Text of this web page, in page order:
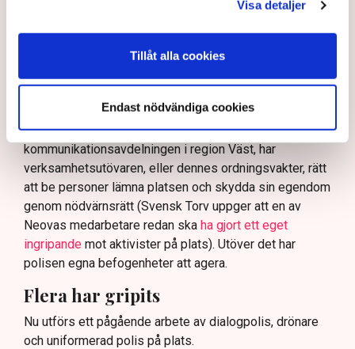
Visa detaljer
Tillåt alla cookies
Endast nödvändiga cookies
På sociala medier ifrågasätts det om allemansrätten
ha en tydligare skyldighet att skydda privat egendom
och näringsverksamhet mot den typen av störningar.
Nu svarar polisen på kritiken.
Enligt Anna-Lena Mann, polisinspektör vid
kommunikationsavdelningen i region Väst, har
verksamhetsutövaren, eller dennes ordningsvakter, rätt
att be personer lämna platsen och skydda sin egendom
genom nödvärnsrätt (Svensk Torv uppger att en av
Neovas medarbetare redan ska ha gjort ett eget
ingripande mot aktivister på plats). Utöver det har
polisen egna befogenheter att agera.
Flera har gripits
Nu utförs ett pågående arbete av dialogpolis, drönare
och uniformerad polis på plats.